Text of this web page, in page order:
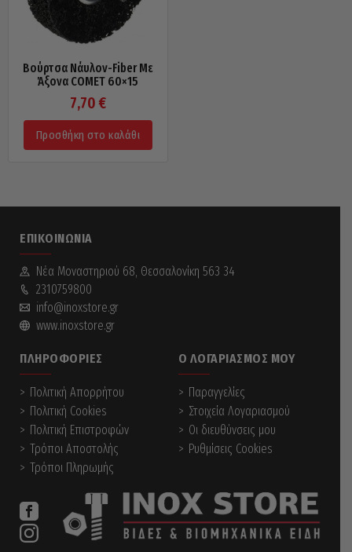
Βούρτσα Νάυλον-Fiber Με
Άξονα COMET 60×15
7,70 €
Προσθήκη στο καλάθι
ΕΠΙΚΟΙΝΩΝΊΑ
Νέα Mοναστηριού 68, Θεσσαλονίκη 563 34
2310759800
info@inoxstore.gr
www.inoxstore.gr
ΠΛΗΡΟΦΟΡΊΕΣ
Πολιτική Απορρήτου
Πολιτική Cookies
Πολιτική Επιστροφών
Τρόποι Αποστολής
Τρόποι Πληρωμής
Ο ΛΟΓΑΡΙΑΣΜΌΣ ΜΟΥ
Παραγγελίες
Στοιχεία Λογαριασμού
Οι διευθύνσεις μου
Ρυθμίσεις Cookies